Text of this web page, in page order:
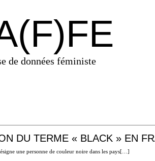
de données féministe
DU TERME « BLACK » EN
une personne de couleur noire dans les pays[…]